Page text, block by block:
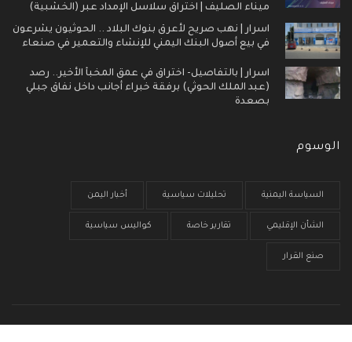
ميناء الصليف | اختراق سلاسل الإمداد عبر (الخشبية)
اسرار | نهب صريح لأعرق بنوك البلاد .. الحوثيون يشرعون
في بيع أصول البنك اليمني للإنشاء والتعمير في صنعاء
اسرار | بالتفاصيل- اختراق في عمق المخبأ الأخير.. رصد
(عبد الملك الحوثي) برفقة خبراء أجانب داخل نفاق جبلي
بصعدة
الوسوم
السياسة اليمنية تحليلات سياسية أخبار اليمن
الشأن الإقليمي تقارير خاصة كواليس سياسية
صنع القرار